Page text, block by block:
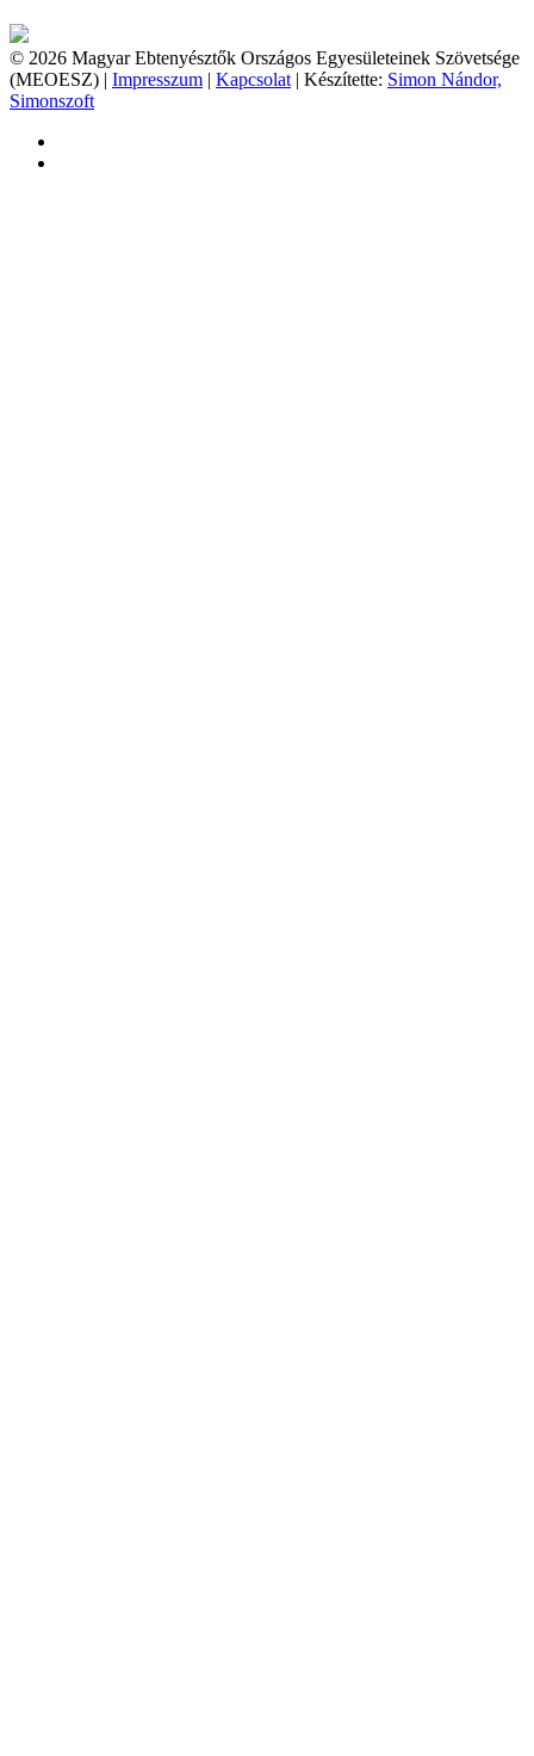
© 2026 Magyar Ebtenyésztők Országos Egyesületeinek Szövetsége
(MEOESZ) | Impresszum | Kapcsolat | Készítette: Simon Nándor,
Simonszoft